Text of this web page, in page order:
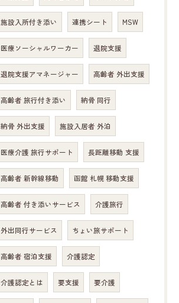
施設入所付き添い 連携シート MSW
医療ソーシャルワーカー 退院支援
退院支援アマネージャー 高齢者 外出支援
高齢者 旅行付き添い 納骨 同行
納骨 外出支援 施設入居者 外泊
医療介護 旅行サポート 長距離移動 支援
高齢者 新幹線移動 函館 札幌 移動支援
高齢者 付き添いサービス 介護旅行
外出同行サービス ちょい旅サポート
高齢者 宿泊支援 介護認定
介護認定とは 要支援 要介護
お問い合わせはこちら